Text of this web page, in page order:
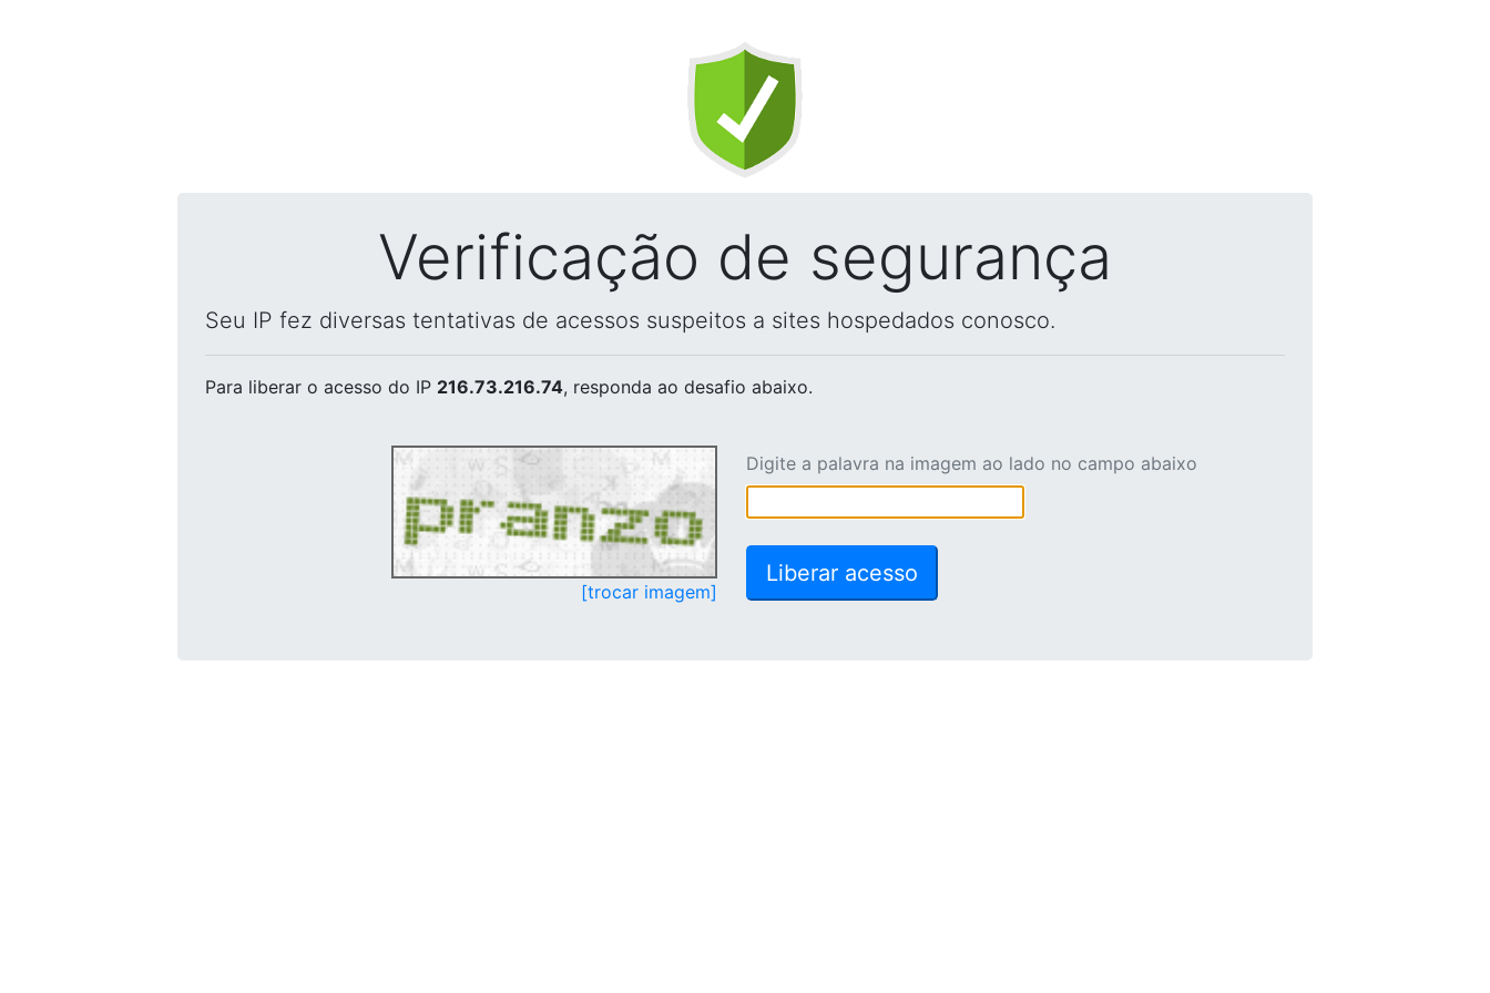
Verificação de segurança
Seu IP fez diversas tentativas de acessos suspeitos a sites hospedados conosco.
Para liberar o acesso do IP 216.73.216.74, responda ao desafio abaixo.
[trocar imagem]
Digite a palavra na imagem ao lado no campo abaixo